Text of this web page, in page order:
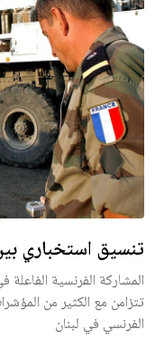
تنسيق استخباري
المشاركة الفرنسية
تتزامن مع الكثير من
الفرنسي في لبنان